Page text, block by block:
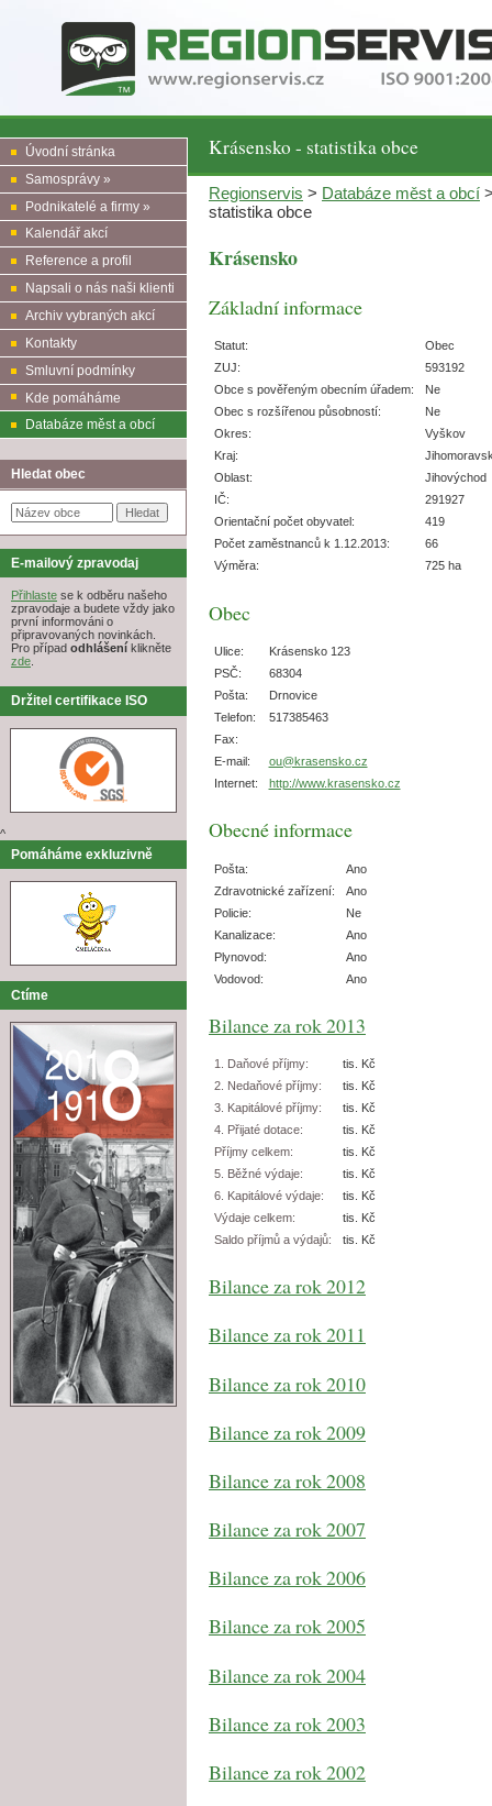
Krásensko - statistika obce
Úvodní stránka
Samosprávy »
Podnikatelé a firmy »
Kalendář akcí
Reference a profil
Napsali o nás naši klienti
Archiv vybraných akcí
Kontakty
Smluvní podmínky
Kde pomáháme
Databáze měst a obcí
Hledat obec
E-mailový zpravodaj
Přihlaste se k odběru našeho
zpravodaje a budete vždy jako
první informováni o
připravovaných novinkách.
Pro případ odhlášení klikněte
zde.
Držitel certifikace ISO
^
Pomáháme exkluzivně
Ctíme
Regionservis > Databáze měst a obcí
statistika obce
Krásensko
Základní informace
Statut:
Obec
ZUJ:
593192
Obce s pověřeným obecním úřadem:
Ne
Obec s rozšířenou působností:
Ne
Okres:
Vyškov
Kraj:
Oblast:
Jihovýchod
IČ:
291927
Orientační počet obyvatel:
419
Počet zaměstnanců k 1.12.2013:
66
Výměra:
725 ha
Obec
Ulice:
Krásensko 123
PSČ:
68304
Pošta:
Drnovice
Telefon:
517385463
Fax:
E-mail:
ou@krasensko.cz
Internet:
http://www.krasensko.cz
Obecné informace
Pošta:
Ano
Zdravotnické zařízení:
Ano
Policie:
Ne
Kanalizace:
Ano
Plynovod:
Ano
Vodovod:
Ano
Bilance za rok 2013
1. Daňové příjmy:
tis. Kč
2. Nedaňové příjmy:
tis. Kč
3. Kapitálové příjmy:
tis. Kč
4. Přijaté dotace:
tis. Kč
Příjmy celkem:
tis. Kč
5. Běžné výdaje:
tis. Kč
6. Kapitálové výdaje:
tis. Kč
Výdaje celkem:
tis. Kč
Saldo příjmů a výdajů:
tis. Kč
Bilance za rok 2012
Bilance za rok 2011
Bilance za rok 2010
Bilance za rok 2009
Bilance za rok 2008
Bilance za rok 2007
Bilance za rok 2006
Bilance za rok 2005
Bilance za rok 2004
Bilance za rok 2003
Bilance za rok 2002